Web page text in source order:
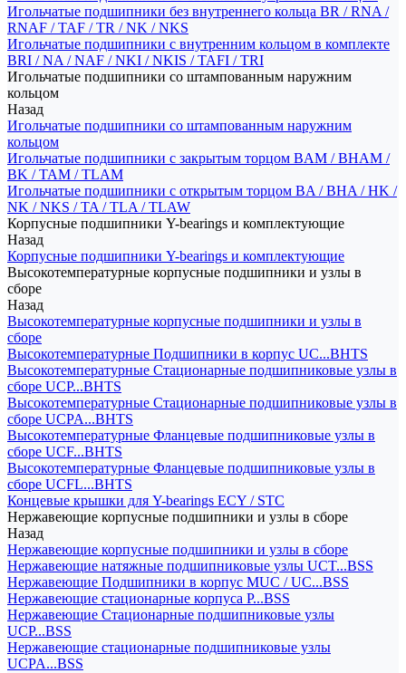
Игольчатые подшипники без внутреннего кольца BR / RNA /
RNAF / TAF / TR / NK / NKS
Игольчатые подшипники с внутренним кольцом в комплекте
BRI / NA / NAF / NKI / NKIS / TAFI / TRI
Игольчатые подшипники со штампованным наружним
кольцом
Назад
Игольчатые подшипники со штампованным наружним
кольцом
Игольчатые подшипники с закрытым торцом BAM / BHAM /
BK / TAM / TLAM
Игольчатые подшипники с открытым торцом BA / BHA / HK /
NK / NKS / TA / TLA / TLAW
Корпусные подшипники Y-bearings и комплектующие
Назад
Корпусные подшипники Y-bearings и комплектующие
Высокотемпературные корпусные подшипники и узлы в
сборе
Назад
Высокотемпературные корпусные подшипники и узлы в
сборе
Высокотемпературные Подшипники в корпус UC...BHTS
Высокотемпературные Стационарные подшипниковые узлы в
сборе UCP...BHTS
Высокотемпературные Стационарные подшипниковые узлы в
сборе UCPA...BHTS
Высокотемпературные Фланцевые подшипниковые узлы в
сборе UCF...BHTS
Высокотемпературные Фланцевые подшипниковые узлы в
сборе UCFL...BHTS
Концевые крышки для Y-bearings ECY / STC
Нержавеющие корпусные подшипники и узлы в сборе
Назад
Нержавеющие корпусные подшипники и узлы в сборе
Нержавеющие натяжные подшипниковые узлы UCT...BSS
Нержавеющие Подшипники в корпус MUC / UC...BSS
Нержавеющие стационарные корпуса P...BSS
Нержавеющие Стационарные подшипниковые узлы
UCP...BSS
Нержавеющие стационарные подшипниковые узлы
UCPA...BSS